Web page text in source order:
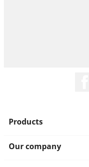
Products
Our company